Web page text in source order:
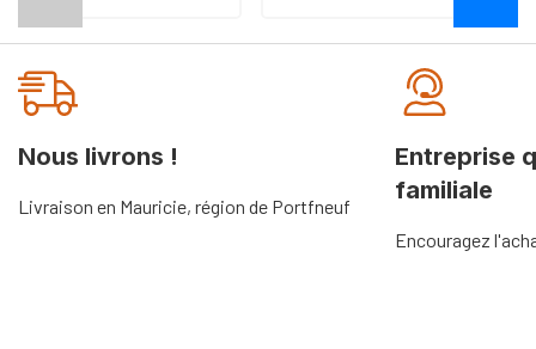
Nous livrons !
Livraison en Mauricie, région de Portfneuf
Entreprise
familiale
Encouragez